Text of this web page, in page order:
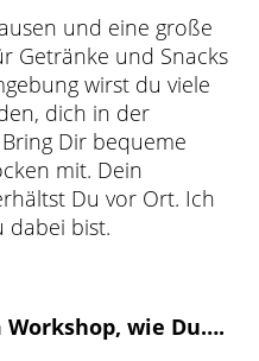
und eine große
Getränke und Snacks
wirst du viele
dich in der
Dir bequeme
mit. Dein
Du vor Ort. Ich
dabei bist.
wie Du….